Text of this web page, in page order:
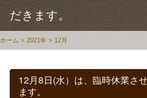
だきます。
ホーム > 2021年 > 12月
12月8日(水）は、臨時休業さ
ます。